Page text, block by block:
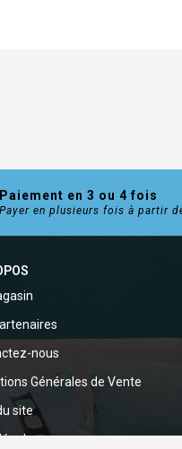
Paiement en 3 ou 4 fois
Payer en plusieurs fois à partir
nous
Générales de Vente
site